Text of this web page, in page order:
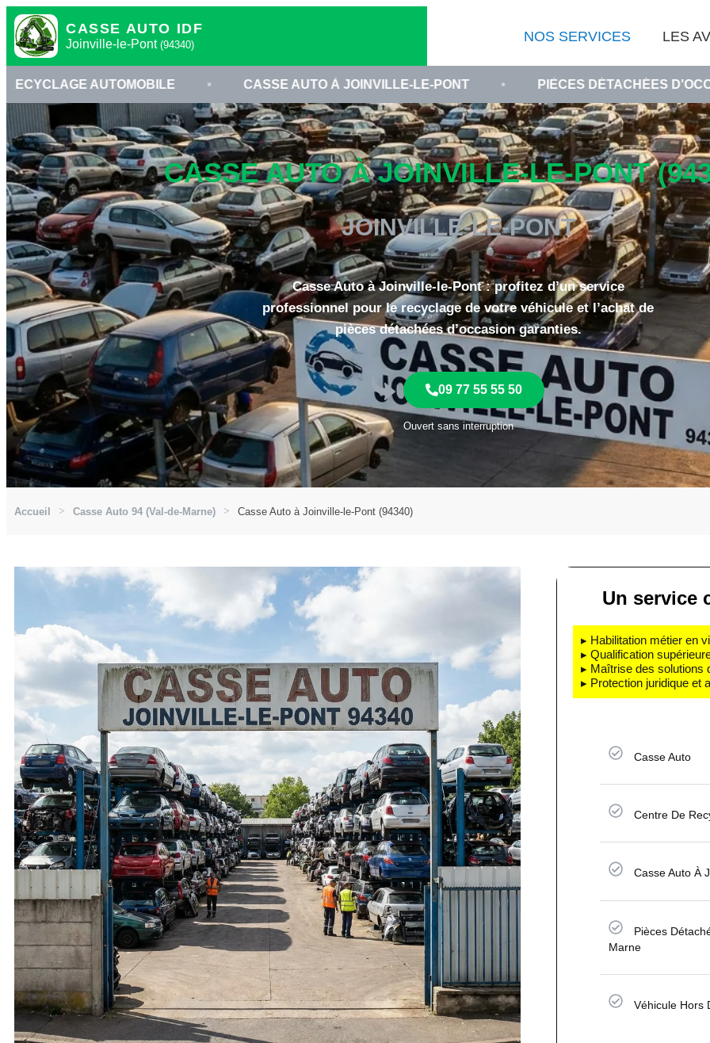
CASSE AUTO IDF
Joinville-le-Pont (94340)
NOS SERVICES LES
• CASSE AUTO À JOINVILLE-LE-PONT • PIÈCES DÉTACHÉES D'OCCASION VAL-
CASSE AUTO À JOINVILLE-LE-PONT
JOINVILLE-LE-PONT
Casse Auto à Joinville-le-Pont : profitez d’un service
professionnel pour le recyclage de votre véhicule et l’achat de
pièces détachées d’occasion garanties.
09 77 55 55 50
Ouvert sans interruption
Accueil Casse Auto 94 (Val-de-Marne) Casse Auto à Joinville-le-Pont (94340)
Un service
▸ Habilitation métier en
▸ Qualification
▸ Maîtrise des solutions
▸ Protection juridique et
Casse Auto
Centre De
Casse Auto À
Pièces
Marne
Véhicule Hors